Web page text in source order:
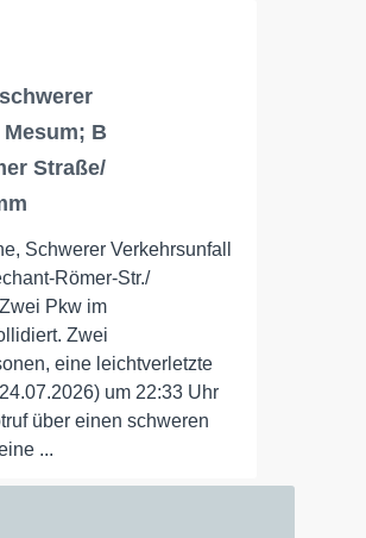
B
Straße/
Schwerer Verkehrsunfall
Römer-Str./
Pkw im
Zwei
eine leichtverletzte
um 22:33 Uhr
über einen schweren
...